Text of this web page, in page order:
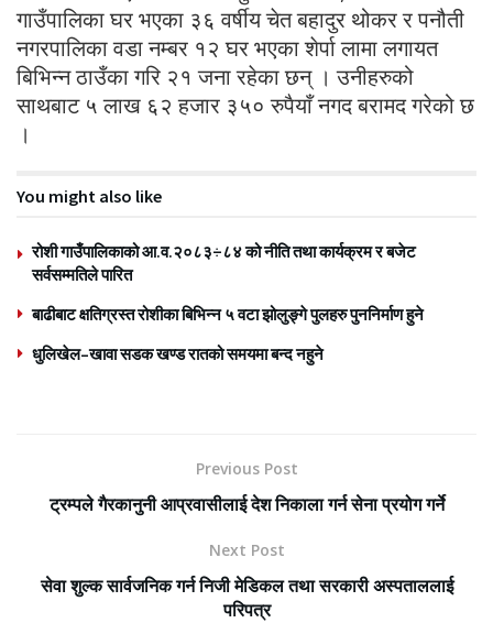
गाउँपालिका घर भएका ३६ वर्षीय चेत बहादुर थोकर र पनौती
नगरपालिका वडा नम्बर १२ घर भएका शेर्पा लामा लगायत
बिभिन्न ठाउँका गरि २१ जना रहेका छन् । उनीहरुको
साथबाट ५ लाख ६२ हजार ३५० रुपैयाँ नगद बरामद गरेको छ
।
You might also like
रोशी गाउँपालिकाको आ.व.२०८३÷८४ को नीति तथा कार्यक्रम र बजेट
सर्वसम्मतिले पारित
बाढीबाट क्षतिग्रस्त रोशीका बिभिन्न ५ वटा झोलुङ्गे पुलहरु पुननिर्माण हुने
धुलिखेल–खावा सडक खण्ड रातको समयमा बन्द नहुने
Previous Post
ट्रम्पले गैरकानुनी आप्रवासीलाई देश निकाला गर्न सेना प्रयोग गर्ने
Next Post
सेवा शुल्क सार्वजनिक गर्न निजी मेडिकल तथा सरकारी अस्पताललाई
परिपत्र